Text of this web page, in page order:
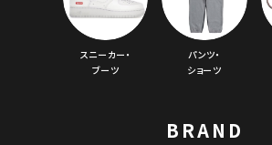
スニーカー・
ブーツ
パンツ・
ショーツ
BRAND